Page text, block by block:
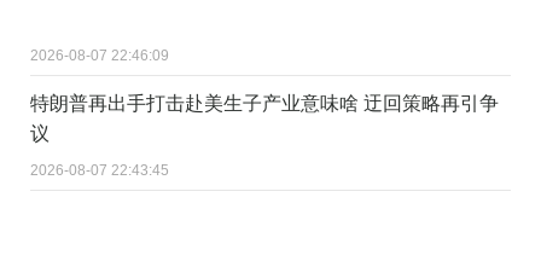
2026-08-07 22:46:09
特朗普再出手打击赴美生子产业意味啥 迂回策略再引争
议
2026-08-07 22:43:45